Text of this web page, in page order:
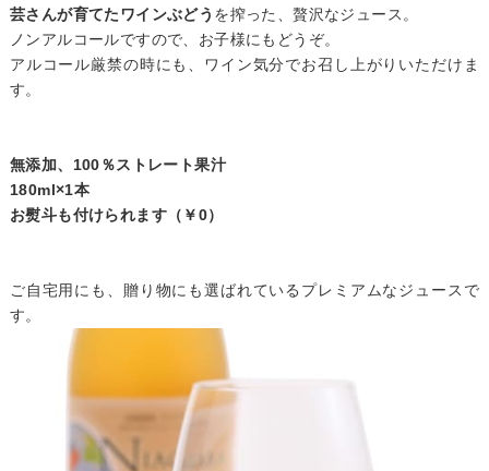
芸さんが育てたワインぶどう を搾った、贅沢なジュース。
ノンアルコールですので、お子様にもどうぞ。
アルコール厳禁の時にも、ワイン気分でお召し上がりいただけま
す。
無添加、100％ストレート果汁
180ml×1本
お熨斗も付けられます（￥0）
ご自宅用にも、贈り物にも選ばれているプレミアムなジュースで
す。